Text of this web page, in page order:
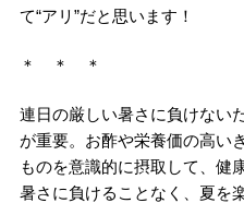
て“アリ”だと思います！
＊ ＊ ＊
連日の厳しい暑さに負けない
が重要。お酢や栄養価の高い
ものを意識的に摂取して、健
暑さに負けることなく、夏を